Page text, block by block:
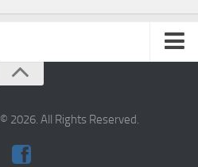
2026. All Rights Reserved.